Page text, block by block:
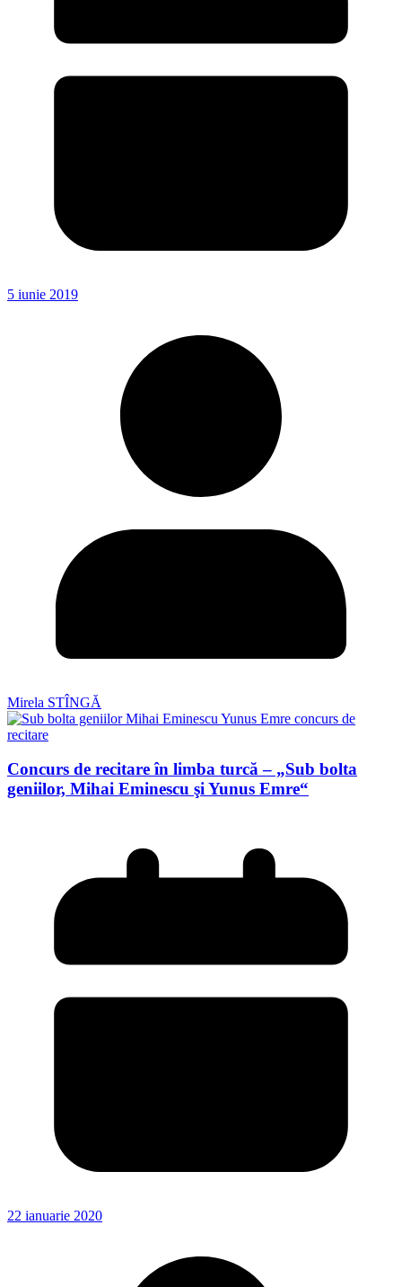
5 iunie 2019
Mirela STÎNGĂ
Concurs de recitare în limba turcă – „Sub bolta
geniilor, Mihai Eminescu şi Yunus Emre“
22 ianuarie 2020